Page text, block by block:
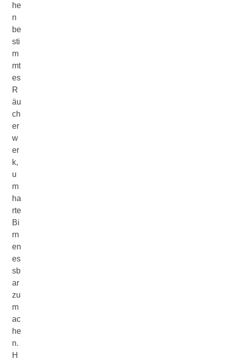
he
n
be
sti
m
mt
es
R
äu
ch
er
w
er
k,
u
m
ha
rte
Bi
rn
en
es
sb
ar
zu
m
ac
he
n.
H